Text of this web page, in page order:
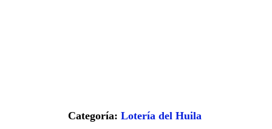
Categoría: Lotería del Huila